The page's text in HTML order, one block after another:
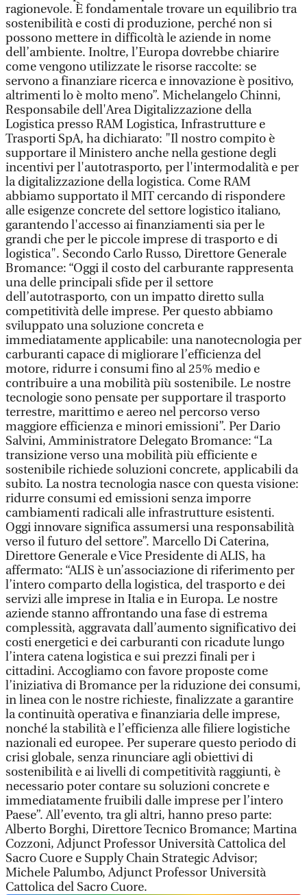
ragionevole. È fondamentale trovare un equilibrio tra
sostenibilità e costi di produzione, perché non si
possono mettere in difficoltà le aziende in nome
dell’ambiente. Inoltre, l’Europa dovrebbe chiarire
come vengono utilizzate le risorse raccolte: se
servono a finanziare ricerca e innovazione è positivo,
altrimenti lo è molto meno”. Michelangelo Chinni,
Responsabile dell'Area Digitalizzazione della
Logistica presso RAM Logistica, Infrastrutture e
Trasporti SpA, ha dichiarato: "Il nostro compito è
supportare il Ministero anche nella gestione degli
incentivi per l'autotrasporto, per l'intermodalità e per
la digitalizzazione della logistica. Come RAM
abbiamo supportato il MIT cercando di rispondere
alle esigenze concrete del settore logistico italiano,
garantendo l'accesso ai finanziamenti sia per le
grandi che per le piccole imprese di trasporto e di
logistica". Secondo Carlo Russo, Direttore Generale
Bromance: “Oggi il costo del carburante rappresenta
una delle principali sfide per il settore
dell’autotrasporto, con un impatto diretto sulla
competitività delle imprese. Per questo abbiamo
sviluppato una soluzione concreta e
immediatamente applicabile: una nanotecnologia per
carburanti capace di migliorare l’efficienza del
motore, ridurre i consumi fino al 25% medio e
contribuire a una mobilità più sostenibile. Le nostre
tecnologie sono pensate per supportare il trasporto
terrestre, marittimo e aereo nel percorso verso
maggiore efficienza e minori emissioni”. Per Dario
Salvini, Amministratore Delegato Bromance: “La
transizione verso una mobilità più efficiente e
sostenibile richiede soluzioni concrete, applicabili da
subito. La nostra tecnologia nasce con questa visione:
ridurre consumi ed emissioni senza imporre
cambiamenti radicali alle infrastrutture esistenti.
Oggi innovare significa assumersi una responsabilità
verso il futuro del settore”. Marcello Di Caterina,
Direttore Generale e Vice Presidente di ALIS, ha
affermato: “ALIS è un’associazione di riferimento per
l’intero comparto della logistica, del trasporto e dei
servizi alle imprese in Italia e in Europa. Le nostre
aziende stanno affrontando una fase di estrema
complessità, aggravata dall’aumento significativo dei
costi energetici e dei carburanti con ricadute lungo
l’intera catena logistica e sui prezzi finali per i
cittadini. Accogliamo con favore proposte come
l’iniziativa di Bromance per la riduzione dei consumi,
in linea con le nostre richieste, finalizzate a garantire
la continuità operativa e finanziaria delle imprese,
nonché la stabilità e l’efficienza alle filiere logistiche
nazionali ed europee. Per superare questo periodo di
crisi globale, senza rinunciare agli obiettivi di
sostenibilità e ai livelli di competitività raggiunti, è
necessario poter contare su soluzioni concrete e
immediatamente fruibili dalle imprese per l’intero
Paese”. All’evento, tra gli altri, hanno preso parte:
Alberto Borghi, Direttore Tecnico Bromance; Martina
Cozzoni, Adjunct Professor Università Cattolica del
Sacro Cuore e Supply Chain Strategic Advisor;
Michele Palumbo, Adjunct Professor Università
Cattolica del Sacro Cuore.